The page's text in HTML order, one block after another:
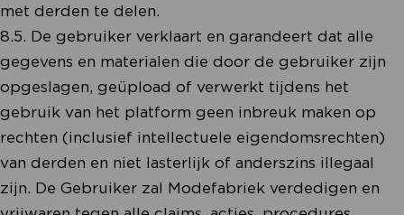
met derden te delen.
8.5. De gebruiker verklaart en garandeert dat alle
gegevens en materialen die door de gebruiker zijn
opgeslagen, geüpload of verwerkt tijdens het
gebruik van het platform geen inbreuk maken op
rechten (inclusief intellectuele eigendomsrechten)
van derden en niet lasterlijk of anderszins illegaal
zijn. De Gebruiker zal Modefabriek verdedigen en